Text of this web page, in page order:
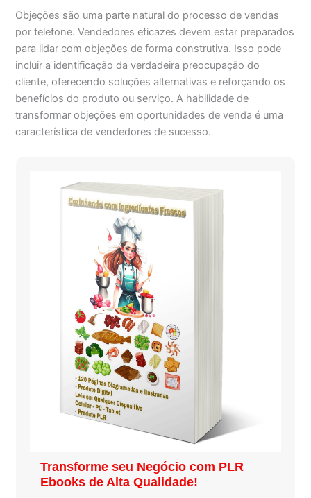
Objeções são uma parte natural do processo de vendas
por telefone. Vendedores eficazes devem estar preparados
para lidar com objeções de forma construtiva. Isso pode
incluir a identificação da verdadeira preocupação do
cliente, oferecendo soluções alternativas e reforçando os
benefícios do produto ou serviço. A habilidade de
transformar objeções em oportunidades de venda é uma
característica de vendedores de sucesso.
Transforme seu Negócio com PLR
Ebooks de Alta Qualidade!